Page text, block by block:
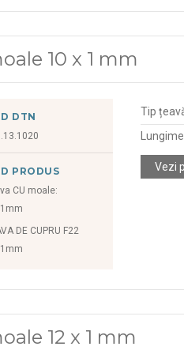
10 x 1 mm
DTN
PRODUS
CU moale:
DE CUPRU F22
Tip
Vezi
12 x 1 mm